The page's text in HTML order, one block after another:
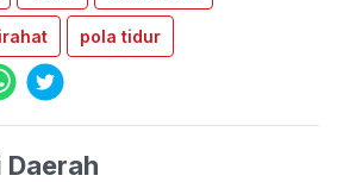
pola tidur
Daerah